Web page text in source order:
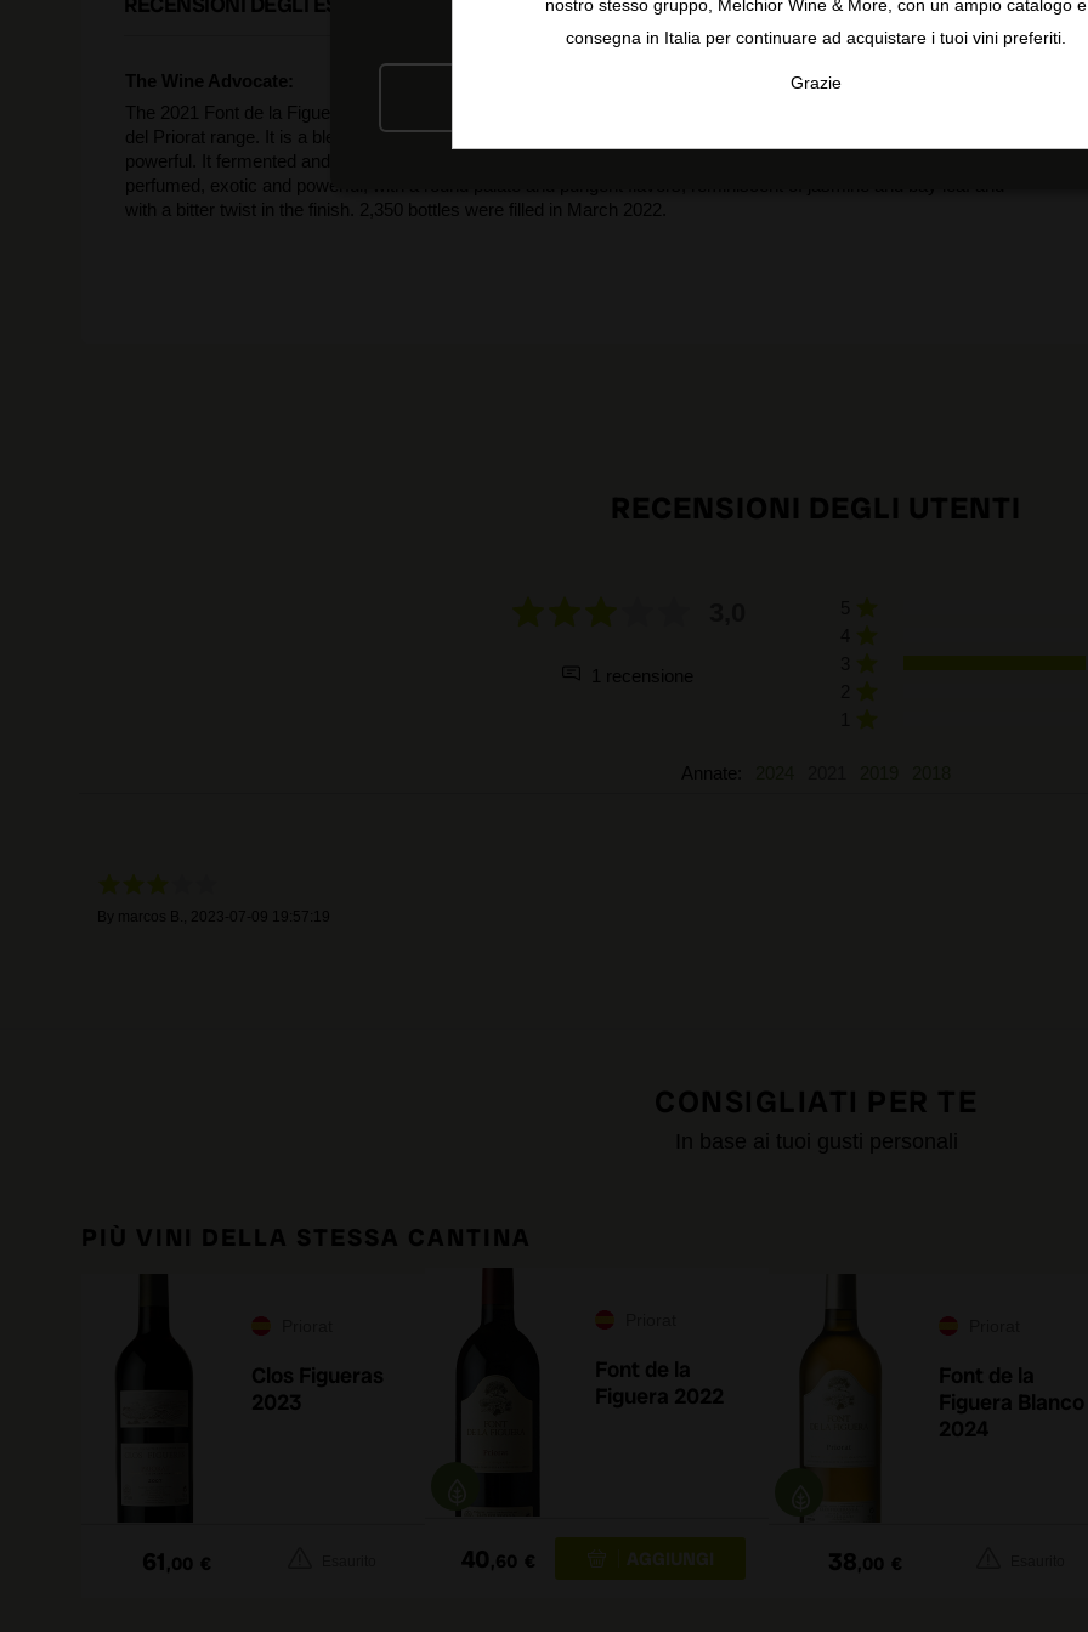
The Wine Advocate:
The 2021 Font de la Figuera Blanco is the top white here now that they have also released a white from the Serras
del Priorat range. It is a blend of Garnacha Blanca, Viognier and Chenin Blanc with 15.5% alcohol, ripe and
powerful. It fermented and matured in stainless steel and 500-liter barrels for four months with bâtonnage. It's
perfumed, exotic and powerful, with a round palate and pungent flavors, reminiscent of jasmine and bay leaf and
with a bitter twist in the finish. 2,350 bottles were filled in March 2022.
RECENSIONI DEGLI UTENTI
1 recensione
Annate:
marcos B. 2023-07-09 19:57:19
CONSIGLIATI PER TE
In base ai tuoi gusti personali
PIÙ VINI DELLA STESSA CANTINA
Clos Figueras
2023
61 ,00 €
Font de la
Figuera 2022
40,60 €
Font de la
Figuera Blanco
2024
38,00 €
nostro stesso gruppo, Melchior Wine & More, con un ampio catalogo e
consegna in Italia per continuare ad acquistare i tuoi vini preferiti.
Grazie